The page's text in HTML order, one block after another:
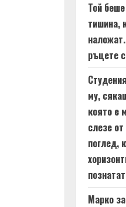
Той
тишина,
ръцете
му,
която е
слезе
поглед,
Марко